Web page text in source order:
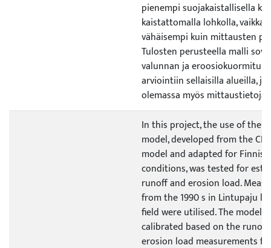
pienempi suojakaistallisella
kaistattomalla lohkolla, vaikka
vähäisempi kuin mittausten
Tulosten perusteella malli
valunnan ja
arviointiin sellaisilla alueilla,
olemassa myös mittaustietoja.
In this project, the use of the
model, developed from the
model and adapted for
conditions, was tested for
runoff and erosion load.
from the 1990 s in Lintupaju
field were utilised. The model
calibrated based on the
erosion load measurements